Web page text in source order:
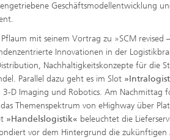
Geschäftsmodellentwicklung
mit seinem Vortrag zu »SCM
Innovationen in der
Nachhaltigkeitskonzepte für die
Parallel dazu geht es im Slot
D Imaging und Robotics. Am Nachmittag
Themenspektrum von eHighway über
»Handelslogistik« beleuchtet die
vor dem Hintergrund die